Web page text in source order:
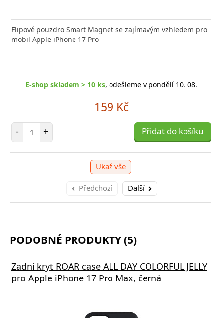
Flipové pouzdro Smart Magnet se zajímavým vzhledem pro
mobil Apple iPhone 17 Pro
E-shop skladem > 10 ks, odešleme v pondělí 10. 08.
159 Kč
- Počet položek
+ Přidat do košíku
Ukaž vše
Předchozí Další
FIXED zajistí rychlé a bezpečné nabíjení
moderního smartphonu,
skladem > 10 ks, odešleme v pondělí 10. 08.
položek
+ Přidat do košíku -
PODOBNÉ PRODUKTY (5)
Zadní kryt ROAR case ALL DAY COLORFUL JELLY
pro Apple iPhone 17 Pro Max, černá